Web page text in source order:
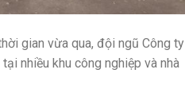
gian vừa qua, đội ngũ Công ty
nhiều khu công nghiệp và nhà